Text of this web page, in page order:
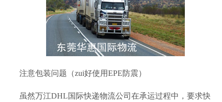
注意包装问题（zui好使用EPE防震）
虽然万江DHL国际快递物流公司在承运过程中，要求快